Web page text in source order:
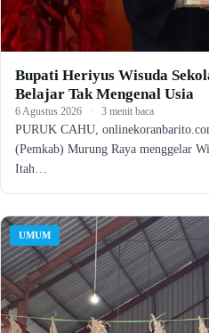
Bupati Heriyus Wisuda
Belajar Tak Mengenal Usia
6 Agustus 2026 · 3 menit baca
PURUK CAHU,
(Pemkab) Murung Raya menggelar
Itah…
UMUM